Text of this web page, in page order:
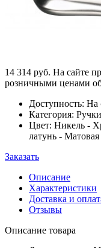
14 314 руб. На сайте
розничными ценами
Доступность: На
Категория:
Цвет: Никель -
латунь -
Заказать
Описание
Характеристики
Доставка и
Отзывы
Описание товара